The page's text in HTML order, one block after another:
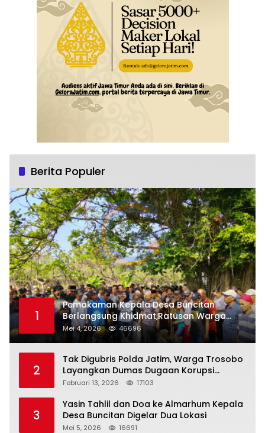
Berita Populer
1
Pemakaman Kepala Desa Buncitan
Berlangsung Khidmat,Ratusan Warga
Larut Dalam Duka Yang Mendalam
Mei 4, 2026 46696
2
Tak Digubris Polda Jatim, Warga Trosobo
Layangkan Dumas Dugaan Korupsi
Oknum DPRD Sidoarjo ke Kapolri
Februari 13, 2026 17103
3
Yasin Tahlil dan Doa ke Almarhum Kepala
Desa Buncitan Digelar Dua Lokasi
Mei 5, 2026 16691